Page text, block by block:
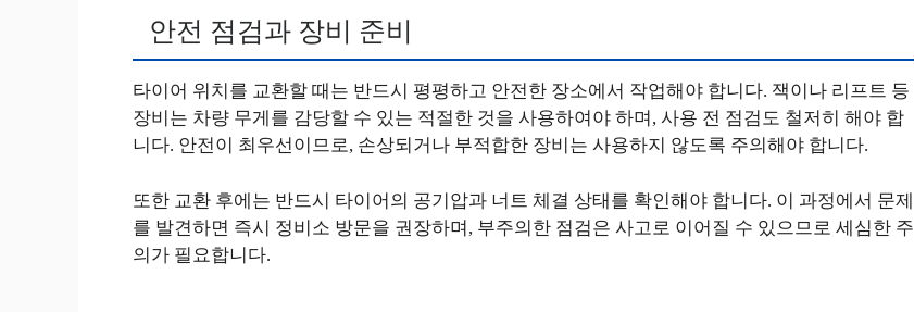
안전 점검과 장비 준비
타이어 위치를 교환할 때는 반드시 평평하고 안전한 장소에서 작업해야 합니다. 잭이나 리프트 등
장비는 차량 무게를 감당할 수 있는 적절한 것을 사용하여야 하며, 사용 전 점검도 철저히 해야 합
니다. 안전이 최우선이므로, 손상되거나 부적합한 장비는 사용하지 않도록 주의해야 합니다.
또한 교환 후에는 반드시 타이어의 공기압과 너트 체결 상태를 확인해야 합니다. 이 과정에서 문제
를 발견하면 즉시 정비소 방문을 권장하며, 부주의한 점검은 사고로 이어질 수 있으므로 세심한 주
의가 필요합니다.